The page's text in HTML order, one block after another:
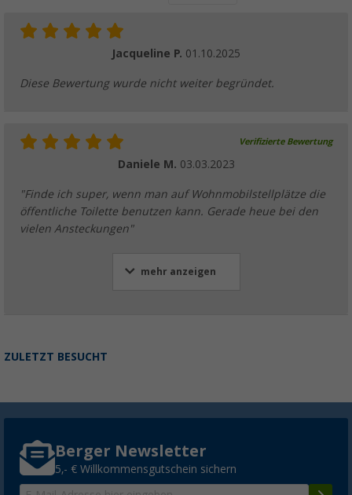
Jacqueline P. 01.10.2025
Diese Bewertung wurde nicht weiter begründet.
Verifizierte Bewertung
Daniele M. 03.03.2023
"Finde ich super, wenn man auf Wohnmobilstellplätze die
öffentliche Toilette benutzen kann. Gerade heue bei den
vielen Ansteckungen"
mehr anzeigen
ZULETZT BESUCHT
Berger Newsletter
5,- € Willkommensgutschein sichern